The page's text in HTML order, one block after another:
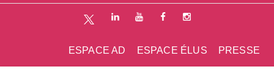
PRESSE
ESPACE ÉLUS
ESPACE AD